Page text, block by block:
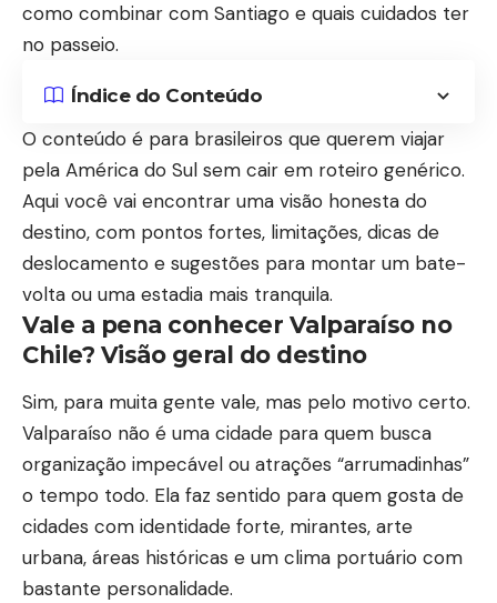
como combinar com Santiago e quais cuidados ter
no passeio.
Índice do Conteúdo
O conteúdo é para brasileiros que querem viajar
pela América do Sul sem cair em roteiro genérico.
Aqui você vai encontrar uma visão honesta do
destino, com pontos fortes, limitações, dicas de
deslocamento e sugestões para montar um bate-
volta ou uma estadia mais tranquila.
Vale a pena conhecer Valparaíso no
Chile? Visão geral do destino
Sim, para muita gente vale, mas pelo motivo certo.
Valparaíso não é uma cidade para quem busca
organização impecável ou atrações “arrumadinhas”
o tempo todo. Ela faz sentido para quem gosta de
cidades com identidade forte, mirantes, arte
urbana, áreas históricas e um clima portuário com
bastante personalidade.